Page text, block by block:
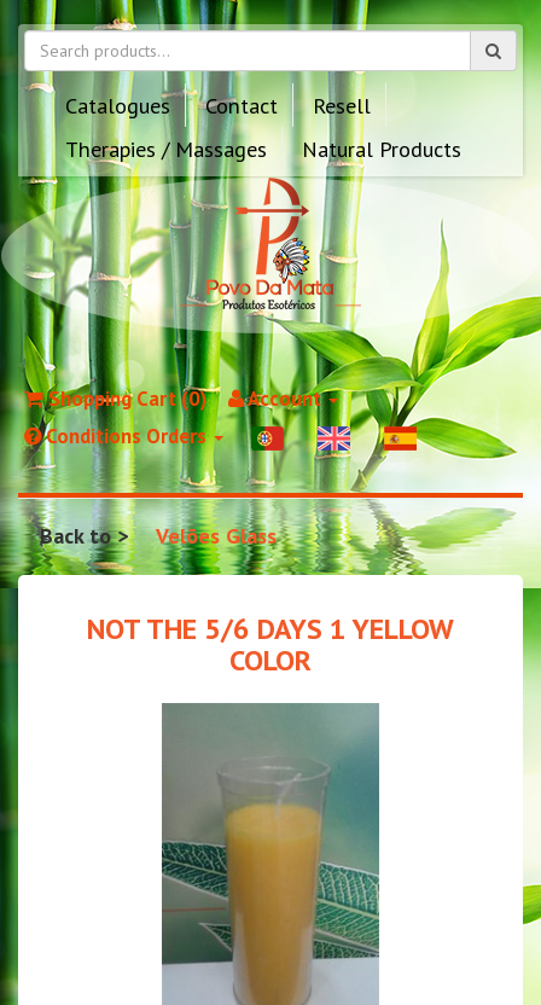
Catalogues Contact
Resell
Therapies / Massages
Natural Products
Shopping Cart (0)
Account
Conditions Orders
Back to Velões Glass
NOT THE 5/6 DAYS 1 YELLOW
COLOR